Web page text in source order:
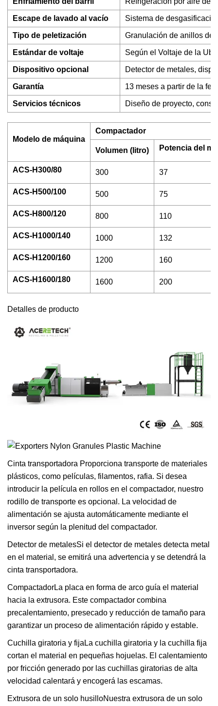
Escape de lavado al vacío Sistema de
Tipo de peletización Granulación de anillos de
Estándar de voltaje Según el Voltaje de la
Dispositivo opcional Detector de metales,
Garantía 13 meses a partir de la
Servicios técnicos Diseño de proyecto,
Modelo de máquina
Compactador
Volumen (litro) Potencia del
ACS-H300/80 300 37
ACS-H500/100 500 75
ACS-H800/120 800 110
ACS-H1000/140 1000 132
ACS-H1200/160 1200 160
ACS-H1600/180 1600 200
Detalles de producto
Cinta transportadora Proporciona transporte de materiales
plásticos, como películas, filamentos, rafia. Si desea
introducir la película en rollos en el compactador, nuestro
rodillo de transporte es opcional. La velocidad de
alimentación se ajusta automáticamente mediante el
inversor según la plenitud del compactador.
Detector de metalesSi el detector de metales detecta metal
en el material, se emitirá una advertencia y se detendrá la
cinta transportadora.
CompactadorLa placa en forma de arco guía el material
hacia la extrusora. Este compactador combina
precalentamiento, presecado y reducción de tamaño para
garantizar un proceso de alimentación rápido y estable.
Cuchilla giratoria y fijaLa cuchilla giratoria y la cuchilla fija
cortan el material en pequeñas hojuelas. El calentamiento
por fricción generado por las cuchillas giratorias de alta
velocidad calentará y encogerá las escamas.
Extrusora de un solo husilloNuestra extrusora de un solo